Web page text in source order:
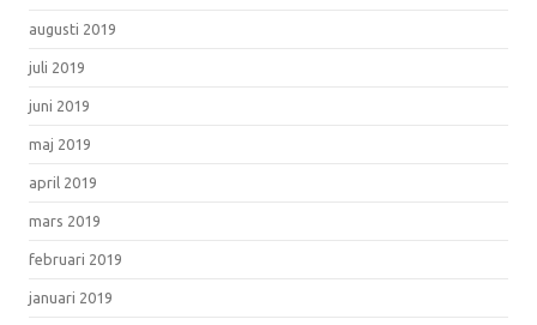
augusti 2019
juli 2019
juni 2019
maj 2019
april 2019
mars 2019
februari 2019
januari 2019